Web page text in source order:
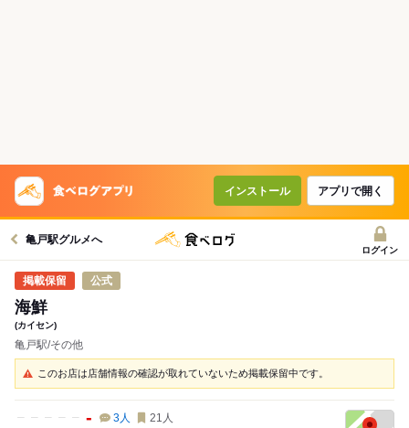
インストール アプリで開く
亀戸駅グルメへ
ログイン
公式
海鮮
(カイセン)
亀戸駅/その他
このお店は店舗情報の確認が取れていないため掲載保留中です。
- 3人 21 人